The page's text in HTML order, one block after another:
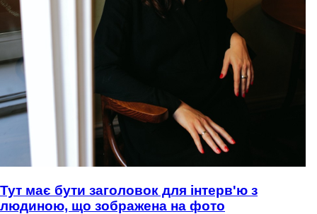
Тут має бути заголовок для інтерв'ю з
людиною, що зображена на фото